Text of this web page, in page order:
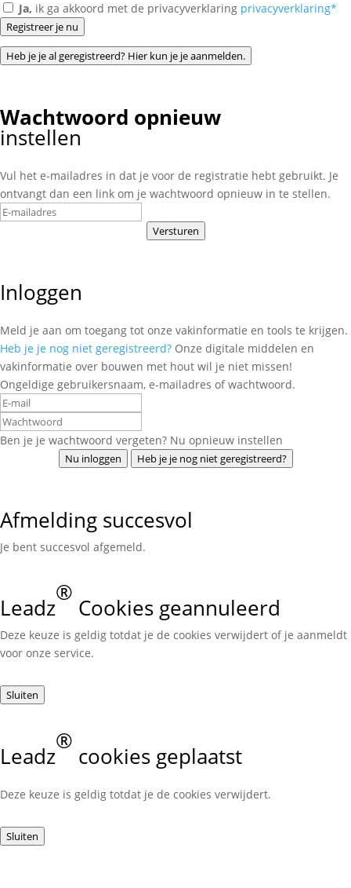
Ja, ik ga akkoord met de privacyverklaring privacyverklaring*
Registreer je nu
Heb je je al geregistreerd? Hier kun je je aanmelden.
Wachtwoord opnieuw
instellen
Vul het e-mailadres in dat je voor de registratie hebt gebruikt. Je
ontvangt dan een link om je wachtwoord opnieuw in te stellen.
Versturen
Inloggen
Meld je aan om toegang tot onze vakinformatie en tools te krijgen.
Heb je je nog niet geregistreerd? Onze digitale middelen en
vakinformatie over bouwen met hout wil je niet missen!
Ongeldige gebruikersnaam, e-mailadres of wachtwoord.
Ben je je wachtwoord vergeten? Nu opnieuw instellen
Nu inloggen Heb je je nog niet geregistreerd?
Afmelding succesvol
Je bent succesvol afgemeld.
Leadz
®
Cookies geannuleerd
Deze keuze is geldig totdat je de cookies verwijdert of je aanmeldt
voor onze service.
Sluiten
Leadz
®
cookies geplaatst
Deze keuze is geldig totdat je de cookies verwijdert.
Sluiten